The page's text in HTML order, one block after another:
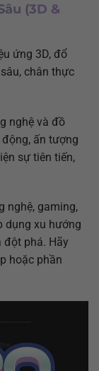
(3D &
ứng 3D, đổ
chân thực
nghệ và đồ
ấn tượng
sự tiên tiến,
nghệ, gaming,
dụng xu hướng
đột phá. Hãy
hoặc phần